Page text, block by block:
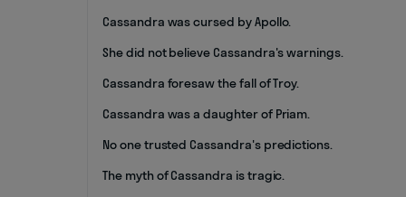
Cassandra was cursed by Apollo.
She did not believe Cassandra's warnings.
Cassandra foresaw the fall of Troy.
Cassandra was a daughter of Priam.
No one trusted Cassandra's predictions.
The myth of Cassandra is tragic.